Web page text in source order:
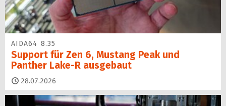
AIDA64 8.35
Support für Zen 6, Mustang Peak und
Panther Lake-R ausgebaut
28.07.2026